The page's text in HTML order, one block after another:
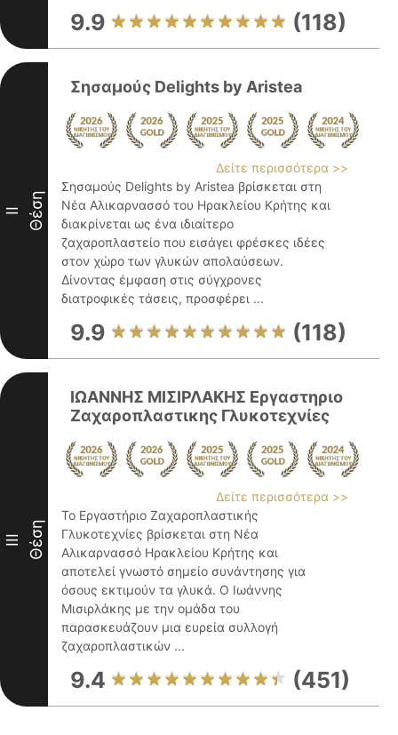
9.9 (118)
II Θέση
Σησαμούς Delights by Aristea
Δείτε περισσότερα >>
Σησαμούς Delights by Aristea βρίσκεται στη
Νέα Αλικαρνασσό του Ηρακλείου Κρήτης και
διακρίνεται ως ένα ιδιαίτερο
ζαχαροπλαστείο που εισάγει φρέσκες ιδέες
στον χώρο των γλυκών απολαύσεων.
Δίνοντας έμφαση στις σύγχρονες
διατροφικές τάσεις, προσφέρει ...
9.9 (118)
III Θέση
ΙΩΑΝΝΗΣ ΜΙΣΙΡΛΑΚΗΣ Εργαστηριο
Ζαχαροπλαστικης Γλυκοτεχνίες
Δείτε περισσότερα >>
Το Εργαστήριο Ζαχαροπλαστικής
Γλυκοτεχνίες βρίσκεται στη Νέα
Αλικαρνασσό Ηρακλείου Κρήτης και
αποτελεί γνωστό σημείο συνάντησης για
όσους εκτιμούν τα γλυκά. Ο Ιωάννης
Μισιρλάκης με την ομάδα του
παρασκευάζουν μια ευρεία συλλογή
ζαχαροπλαστικών ...
9.4 (451)